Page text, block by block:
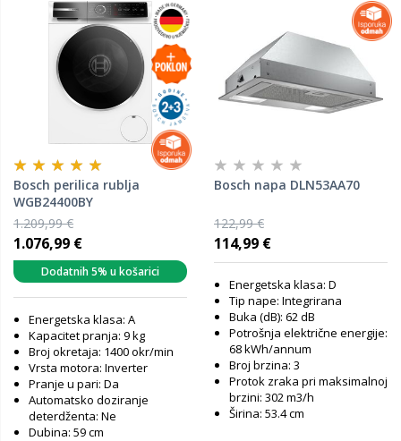
Bosch perilica rublja
WGB24400BY
1.209,99 €
1.076,99 €
Dodatnih 5% u košarici
Energetska klasa: A
Kapacitet pranja: 9 kg
Broj okretaja: 1400 okr/min
Vrsta motora: Inverter
Pranje u pari: Da
Automatsko doziranje
deterdženta: Ne
Dubina: 59 cm
Bosch napa DLN53AA70
122,99 €
114,99 €
Energetska klasa: D
Tip nape: Integrirana
Buka (dB): 62 dB
Potrošnja električne energije:
68 kWh/annum
Broj brzina: 3
Protok zraka pri maksimalnoj
brzini: 302 m3/h
Širina: 53.4 cm